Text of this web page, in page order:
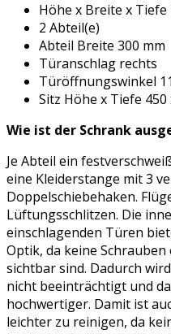
Höhe x Breite x Tiefe
2 Abteil(e)
Abteil Breite 300 mm
Türanschlag rechts
Türöffnungswinkel
Sitz Höhe x Tiefe 450
Wie ist der Schrank
Je Abteil ein
eine Kleiderstange mit 3
Doppelschiebehaken.
Lüftungsschlitzen. Die
einschlagenden Türen
Optik, da keine
sichtbar sind. Dadurch
nicht beeinträchtigt und
hochwertiger. Damit ist
leichter zu reinigen, da